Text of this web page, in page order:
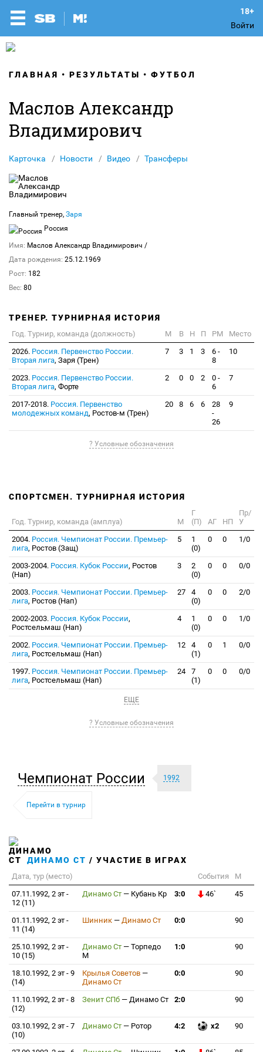
Войти
ГЛАВНАЯ РЕЗУЛЬТАТЫ ФУТБОЛ
Маслов Александр
Владимирович
Карточка Новости Видео Трансферы
Главный тренер, Заря
Россия
Имя: Маслов Александр Владимирович /
Дата рождения: 25.12.1969
Рост: 182
Вес: 80
ТРЕНЕР. ТУРНИРНАЯ ИСТОРИЯ
Год. Турнир, команда (должность) М В Н П РМ
Место
2026. Россия. Первенство России.
Вторая лига, Заря (Трен)
7 3 1 3
6 -
8
10
2023. Россия. Первенство России.
Вторая лига, Форте
2 0 0 2
0 -
6
7
2017-2018. Россия. Первенство
молодежных команд, Ростов-м (Трен)
20 8 6 6
28
-
26
9
? Условные обозначения
СПОРТСМЕН. ТУРНИРНАЯ ИСТОРИЯ
Год. Турнир, команда (амплуа) М
Г
(П)
АГ НП
Пр/
У
2004. Россия. Чемпионат России. Премьер-
лига, Ростов (Защ)
5
1
(0)
0 0 1/0
2003-2004. Россия. Кубок России, Ростов
(Нап)
3
2
(0)
0 0 0/0
2003. Россия. Чемпионат России. Премьер-
лига, Ростов (Нап)
27
4
(0)
0 0 2/0
2002-2003. Россия. Кубок России,
Ростсельмаш (Нап)
4
1
(0)
0 0 1/0
2002. Россия. Чемпионат России. Премьер-
лига, Ростсельмаш (Нап)
12
4
(1)
0 1 0/0
1997. Россия. Чемпионат России. Премьер-
лига, Ростсельмаш (Нап)
24
7
(1)
0 0 0/0
ЕЩЕ
? Условные обозначения
Чемпионат России 1992
Перейти в турнир
ДИНАМО СТ / УЧАСТИЕ В ИГРАХ
Дата, тур (место) События
М
07.11.1992, 2 эт -
12 (11)
Динамо Ст — Кубань Кр 3:0 46` 45
01.11.1992, 2 эт -
11 (14)
Шинник — Динамо Ст 0:0 90
25.10.1992, 2 эт -
10 (15)
Динамо Ст — Торпедо
М
1:0 90
18.10.1992, 2 эт - 9
(14)
Крылья Советов —
Динамо Ст
0:0 90
11.10.1992, 2 эт - 8
(12)
Зенит СПб — Динамо Ст 2:0 90
03.10.1992, 2 эт - 7
(10)
Динамо Ст — Ротор 4:2 x2 90